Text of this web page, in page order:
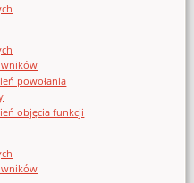
powołania
objęcia funkcji